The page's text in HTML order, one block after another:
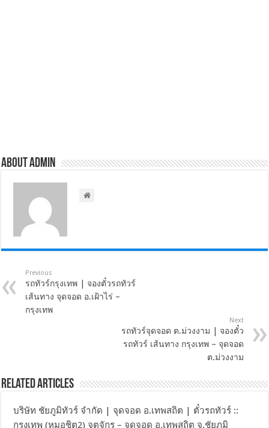
About admin
Previous
รถทัวร์กรุงเทพ | จองตั๋วรถทัวร์
เส้นทาง จุดจอด อ.เฝ้าไร่ –
กรุงเทพ
Next
รถทัวร์จุดจอด ต.ม่วงงาม | จองตั๋ว
รถทัวร์ เส้นทาง กรุงเทพ – จุดจอด
ต.ม่วงงาม
Related Articles
บริษัท ชัยภูมิทัวร์ จำกัด | จุดจอด อ.เทพสถิต | ตั๋วรถทัวร์ ::
กรุงเทพ (หมอชิต2) จตุจักร – จุดจอด อ.เทพสถิต จ.ชัยภูมิ